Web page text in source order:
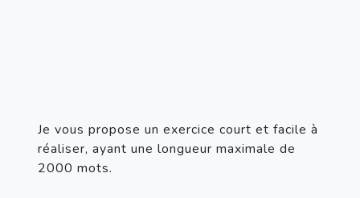
Je vous propose un exercice court et facile à
réaliser, ayant une longueur maximale de
2000 mots.